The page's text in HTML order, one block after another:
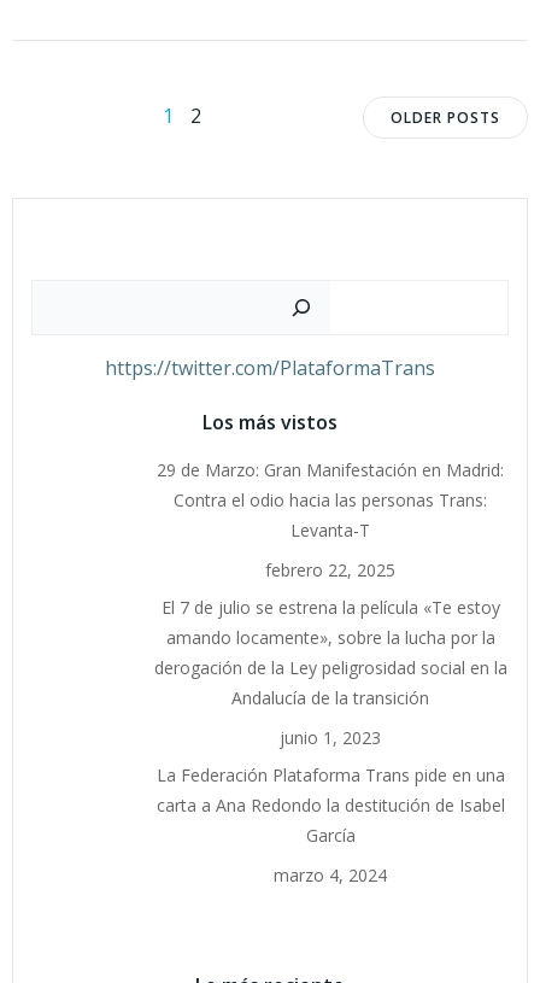
Navegación
por
Página
1 Página
2
por
OLDER POSTS
https://twitter.com/PlataformaTrans
Los más vistos
29 de Marzo: Gran Manifestación en Madrid:
Contra el odio hacia las personas Trans:
Levanta-T
febrero 22, 2025
El 7 de julio se estrena la película «Te estoy
amando locamente», sobre la lucha por la
derogación de la Ley peligrosidad social en la
Andalucía de la transición
junio 1, 2023
La Federación Plataforma Trans pide en una
carta a Ana Redondo la destitución de Isabel
García
marzo 4, 2024